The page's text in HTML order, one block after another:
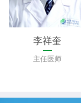
李祥奎
主任医师